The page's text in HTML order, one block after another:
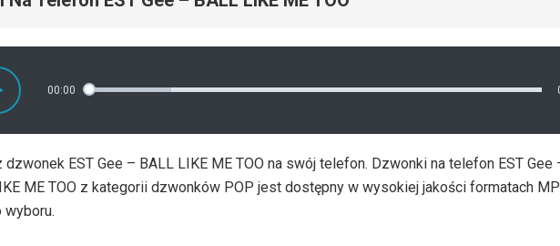
00:00
dzwonek EST Gee – BALL LIKE ME TOO na swój telefon. Dzwonki na telefon EST Gee
ME TOO z kategorii dzwonków POP jest dostępny w wysokiej jakości formatach
wyboru.